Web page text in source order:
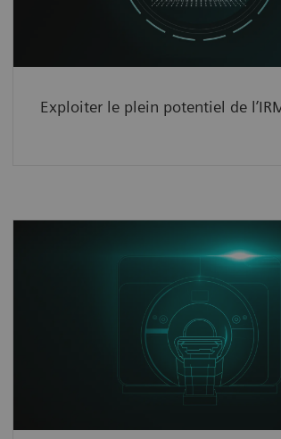
Exploiter le plein potentiel de
Une plateforme puissante
Notre aimant unique et nos
pointe sont des références en